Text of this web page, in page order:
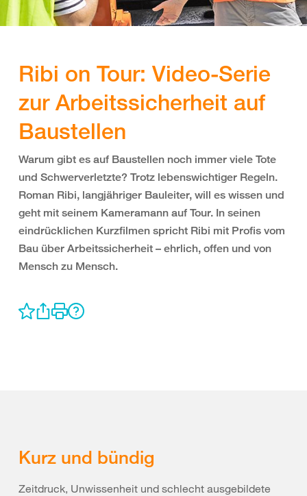
Ribi on Tour: Video-Serie
zur Arbeitssicherheit auf
Baustellen
Warum gibt es auf Baustellen noch immer viele Tote
und Schwerverletzte? Trotz lebenswichtiger Regeln.
Roman Ribi, langjähriger Bauleiter, will es wissen und
geht mit seinem Kameramann auf Tour. In seinen
eindrücklichen Kurzfilmen spricht Ribi mit Profis vom
Bau über Arbeitssicherheit – ehrlich, offen und von
Mensch zu Mensch.
Kurz und bündig
Zeitdruck, Unwissenheit und schlecht ausgebildete